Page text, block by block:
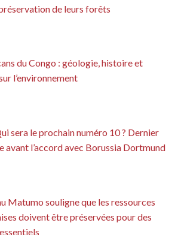
de leurs forêts
du Congo : géologie, histoire et
l’environnement
sera le prochain numéro 10 ? Dernier
avant l’accord avec Borussia Dortmund
Matumo souligne que les ressources
doivent être préservées pour des